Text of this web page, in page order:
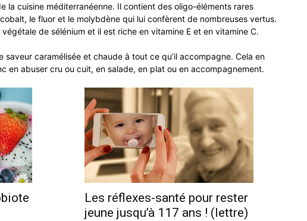
la cuisine méditerranéenne. Il contient des oligo-éléments rares
le fluor et le molybdène qui lui confèrent de nombreuses vertus.
végétale de sélénium et il est riche en vitamine E et en vitamine C.
saveur caramélisée et chaude à tout ce qu’il accompagne. Cela en
en abuser cru ou cuit, en salade, en plat ou en accompagnement.
Les réflexes-santé pour rester
jeune jusqu’à 117 ans ! (lettre)